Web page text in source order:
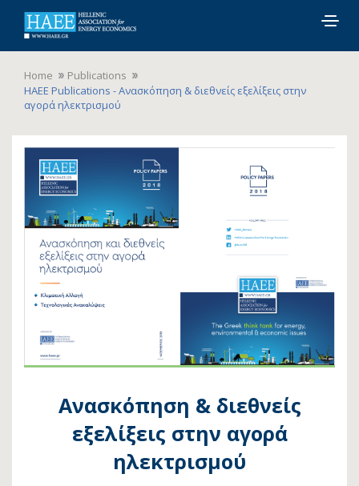
Home
Publications
HAEE Publications - Ανασκόπηση & διεθνείς εξελίξεις στην
αγορά ηλεκτρισμού
Ανασκόπηση & διεθνείς
εξελίξεις στην αγορά
ηλεκτρισμού